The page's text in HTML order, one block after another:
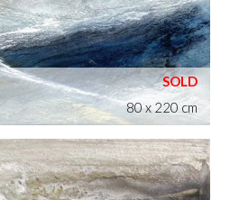
80 x 220 cm